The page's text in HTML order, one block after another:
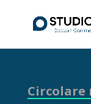
Circolare